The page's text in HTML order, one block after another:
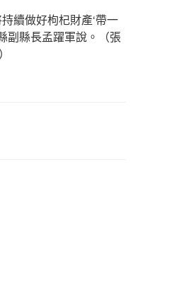
續做好枸杞財產‘帶一
副縣長孟躍軍說。（張